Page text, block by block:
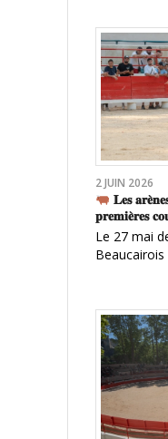
2 JUIN 2026
𝐋𝐞𝐬
𝐩𝐫𝐞𝐦𝐢𝐞̀𝐫𝐞𝐬
Le 27 mai